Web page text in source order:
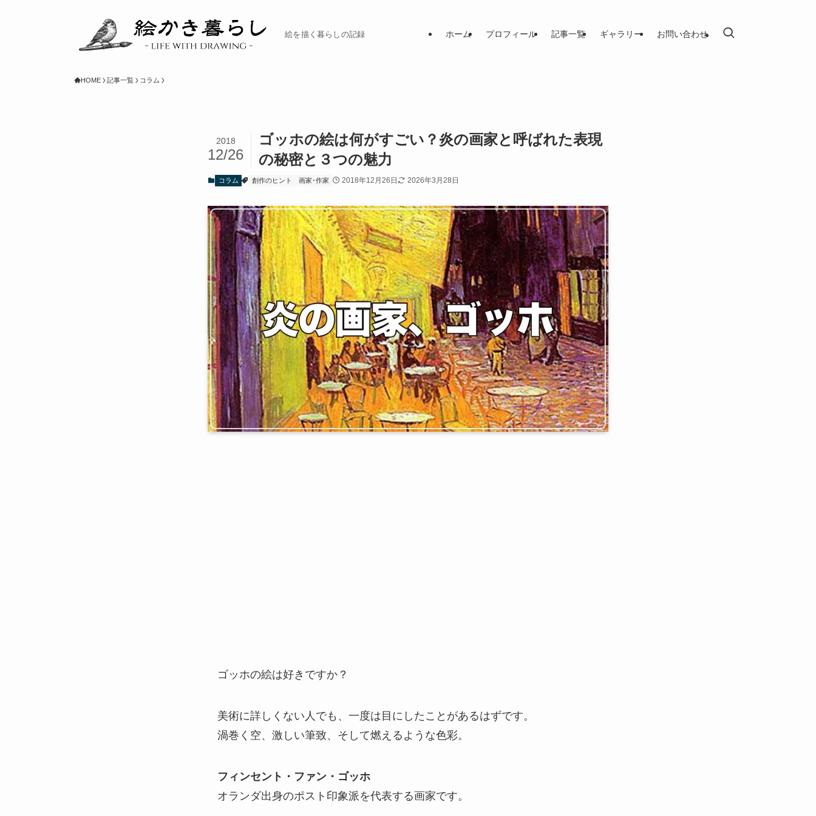
絵を描く暮らしの記録 ホーム プロフィール 記事一覧 ギャラリー お問い合わせ
HOME 記事一覧 コラム
ゴッホの絵は何がすごい？炎の画家と呼ばれた表現
の秘密と３つの魅力
2018
12/26
コラム 創作のヒント 画家･作家 2018年12月26日 2026年3月28日
ゴッホの絵は好きですか？
美術に詳しくない人でも、一度は目にしたことがあるはずです。
渦巻く空、激しい筆致、そして燃えるような色彩。
フィンセント・ファン・ゴッホ
オランダ出身のポスト印象派を代表する画家です。